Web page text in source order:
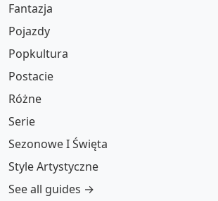
Fantazja
Pojazdy
Popkultura
Postacie
Różne
Serie
Sezonowe I Święta
Style Artystyczne
See all guides →